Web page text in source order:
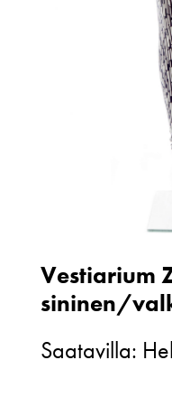
Vestiarium
sininen/
Saatavilla: